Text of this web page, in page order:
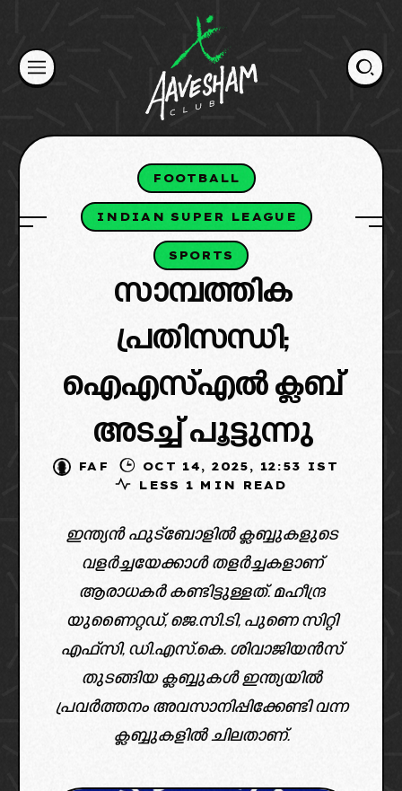
content
FOOTBALL
INDIAN SUPER LEAGUE
SPORTS
സാമ്പത്തിക
പ്രതിസന്ധി;
ഐഎസ്എൽ ക്ലബ്
അടച്ച് പൂട്ടുന്നു
FAF
OCT 14, 2025, 12:53 IST
LESS 1 MIN READ
ഇന്ത്യൻ ഫുട്ബോളിൽ ക്ലബ്ബുകളുടെ
വളർച്ചയേക്കാൾ തളർച്ചകളാണ്
ആരാധകർ കണ്ടിട്ടുള്ളത്. മഹീന്ദ്ര
യുണൈറ്റഡ്, ജെ.സി.ടി, പുണെ സിറ്റി
എഫ്സി, ഡി.എസ്.കെ. ശിവാജിയൻസ്
തുടങ്ങിയ ക്ലബ്ബുകൾ ഇന്ത്യയിൽ
പ്രവർത്തനം അവസാനിപ്പിക്കേണ്ടി വന്ന
ക്ലബ്ബുകളിൽ ചിലതാണ്.